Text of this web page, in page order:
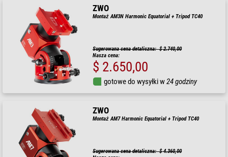
ZWO
Montaż AM3N Harmonic Equatorial + Tripod TC40
Sugerowana cena detaliczna: $ 2.740,00
Nasza cena:
$ 2.650,00
gotowe do wysyłki w24 godziny
ZWO
Montaż AM7 Harmonic Equatorial + Tripod TC40
Sugerowana cena detaliczna: $ 4.360,00